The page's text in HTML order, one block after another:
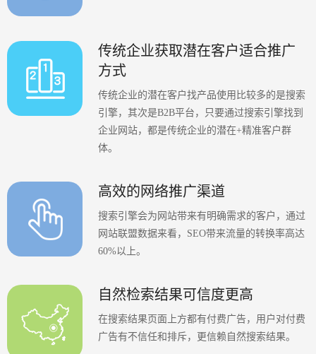
传统企业获取潜在客户适合推广
方式
传统企业的潜在客户找产品使用比较多的是搜索
引擎，其次是B2B平台，只要通过搜索引擎找到
企业网站，都是传统企业的潜在+精准客户群
体。
高效的网络推广渠道
搜索引擎会为网站带来有明确需求的客户，通过
网站联盟数据来看，SEO带来流量的转换率高达
60%以上。
自然检索结果可信度更高
在搜索结果页面上方都有付费广告，用户对付费
广告有不信任和排斥，更信赖自然搜索结果。